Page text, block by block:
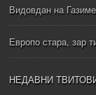
Видовдан на
Европо стара, зар
НЕДАВНИ